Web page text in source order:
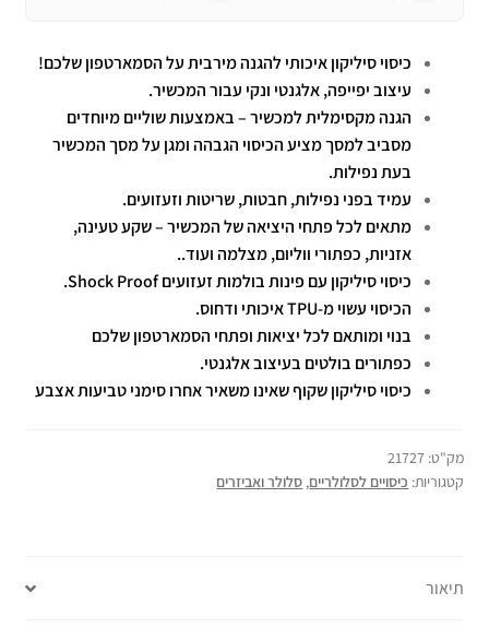
כיסוי סיליקון איכותי להגנה מירבית על הסמארטפון שלכם!
עיצוב יפייפה, אלגנטי ונקי עבור המכשיר.
הגנה מקסימלית למכשיר – באמצעות שוליים מיוחדים
מסביב למסך מציע הכיסוי הגבהה ומגן על מסך המכשיר
בעת נפילות.
עמיד בפני נפילות, חבטות, שריטות וזעזועים.
מתאים לכל פתחי היציאה של המכשיר – שקע טעינה,
אזניות, כפתורי ווליום, מצלמה ועוד..
כיסוי סיליקון עם פינות בולמות זעזועים Shock Proof.
הכיסוי עשוי מ-TPU איכותי ודחוס.
בנוי ומותאם לכל יציאות ופתחי הסמארטפון שלכם
כפתורים בולטים בעיצוב אלגנטי.
כיסוי סיליקון שקוף שאינו משאיר אחרו סימני טביעות אצבע
מק"ט: 21727
קטגוריות: כיסויים לסלולריים, סלולר ואביזרים
תיאור